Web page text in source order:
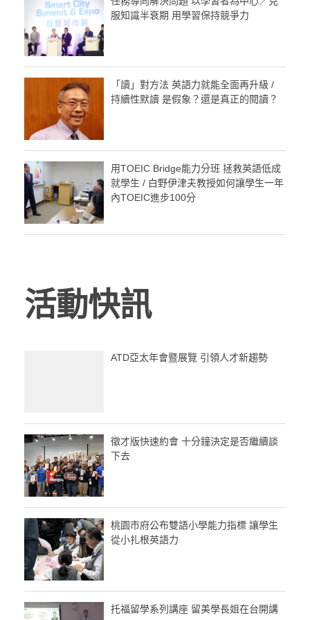
服知識半衰期 用學習保持競爭力
「讀」對方法 英語力就能全面再升級 /
持續性默讀 是假象？還是真正的閱讀？
用TOEIC Bridge能力分班 拯救英語低成
就學生 / 白野伊津夫教授如何讓學生一年
內TOEIC進步100分
活動快訊
ATD亞太年會暨展覽 引領人才新趨勢
徵才版快速約會 十分鐘決定是否繼續談
下去
桃園市府公布雙語小學能力指標 讓學生
從小扎根英語力
托福留學系列講座 留美學長姐在台開講